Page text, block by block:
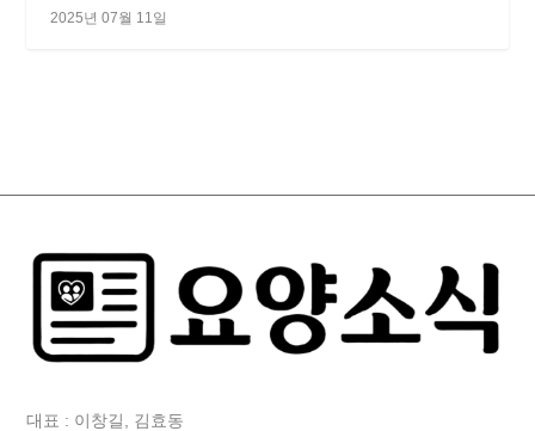
2025년 07월 11일
대표 : 이창길, 김효동